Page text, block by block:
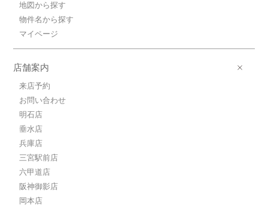
地図から探す
物件名から探す
マイページ
店舗案内
来店予約
お問い合わせ
明石店
垂水店
兵庫店
三宮駅前店
六甲道店
阪神御影店
岡本店